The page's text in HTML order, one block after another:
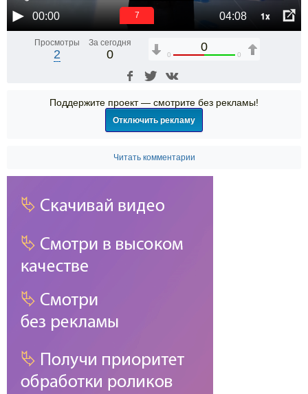
00:00 04:08 1x
6
Просмотры
2
За сегодня
0
0
0 0
Поддержите проект — смотрите без рекламы!
Отключить рекламу
Читать комментарии